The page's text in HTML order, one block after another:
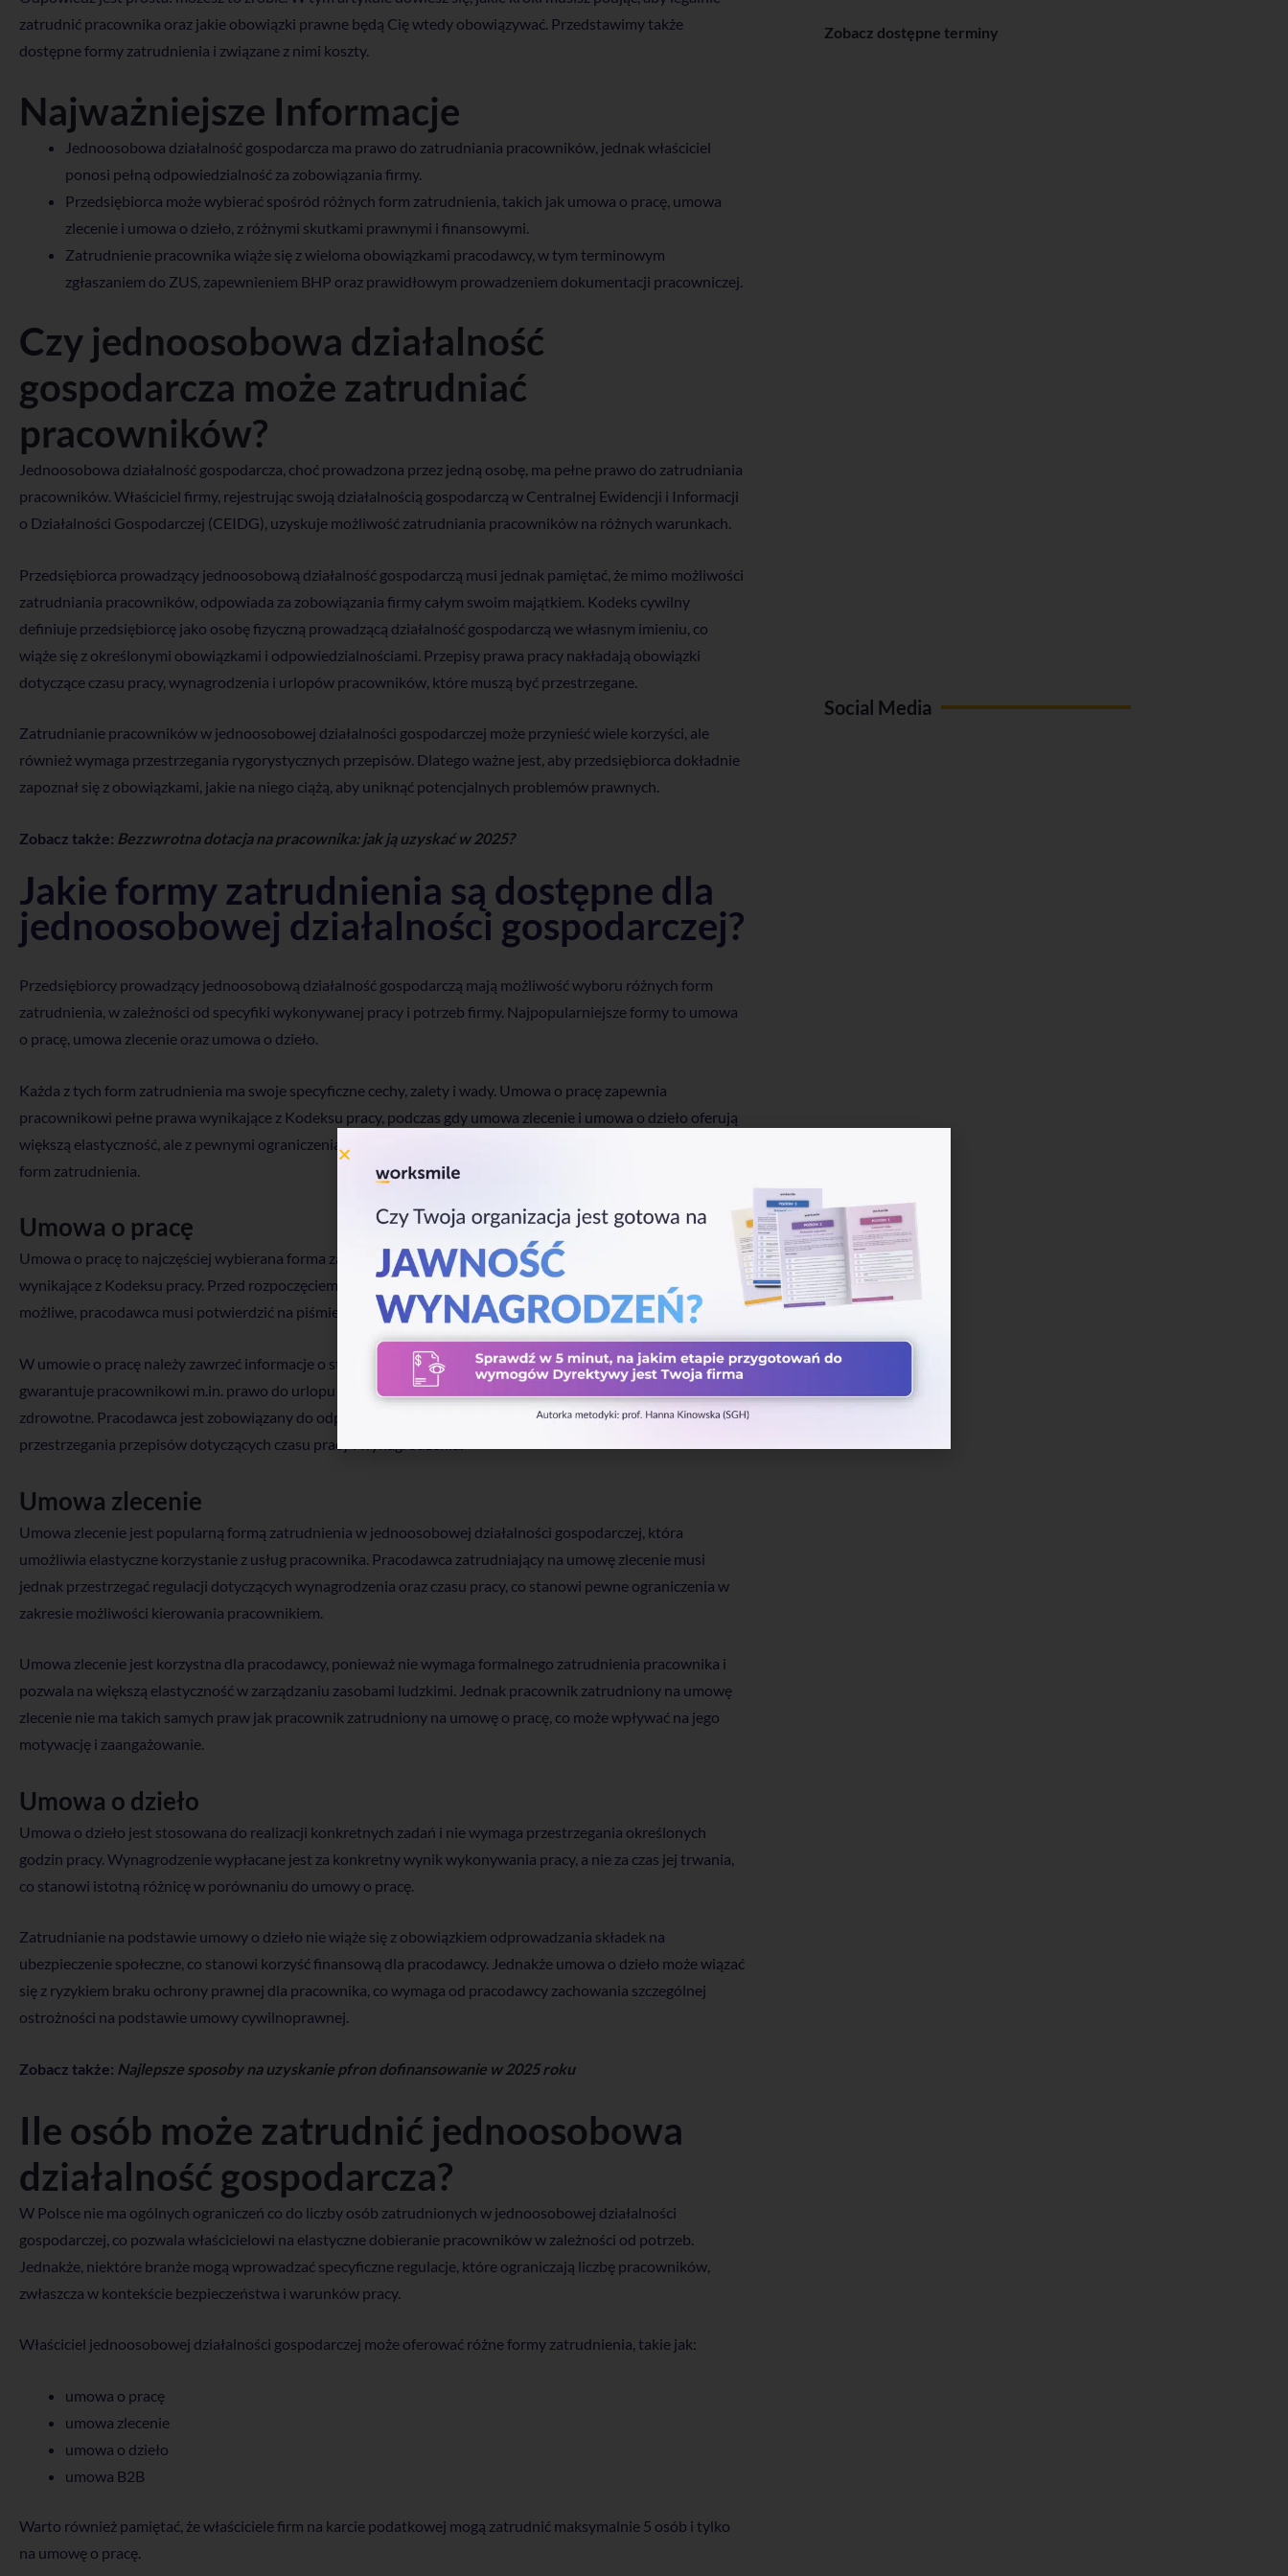
zatrudnić pracownika oraz jakie obowiązki prawne będą Cię wtedy obowiązywać. Przedstawimy także
dostępne formy zatrudnienia i związane z nimi koszty.
Najważniejsze Informacje
Jednoosobowa działalność gospodarcza ma prawo do zatrudniania pracowników, jednak właściciel
ponosi pełną odpowiedzialność za zobowiązania firmy.
Przedsiębiorca może wybierać spośród różnych form zatrudnienia, takich jak umowa o pracę, umowa
zlecenie i umowa o dzieło, z różnymi skutkami prawnymi i finansowymi.
Zatrudnienie pracownika wiąże się z wieloma obowiązkami pracodawcy, w tym terminowym
zgłaszaniem do ZUS, zapewnieniem BHP oraz prawidłowym prowadzeniem dokumentacji pracowniczej.
Czy jednoosobowa działalność
gospodarcza może zatrudniać
pracowników?
Jednoosobowa działalność gospodarcza, choć prowadzona przez jedną osobę, ma pełne prawo do zatrudniania
pracowników. Właściciel firmy, rejestrując swoją działalnością gospodarczą w Centralnej Ewidencji i Informacji
o Działalności Gospodarczej (CEIDG), uzyskuje możliwość zatrudniania pracowników na różnych warunkach.
Przedsiębiorca prowadzący jednoosobową działalność gospodarczą musi jednak pamiętać, że mimo możliwości
zatrudniania pracowników, odpowiada za zobowiązania firmy całym swoim majątkiem. Kodeks cywilny
definiuje przedsiębiorcę jako osobę fizyczną prowadzącą działalność gospodarczą we własnym imieniu, co
wiąże się z określonymi obowiązkami i odpowiedzialnościami. Przepisy prawa pracy nakładają obowiązki
dotyczące czasu pracy, wynagrodzenia i urlopów pracowników, które muszą być przestrzegane.
Zatrudnianie pracowników w jednoosobowej działalności gospodarczej może przynieść wiele korzyści, ale
również wymaga przestrzegania rygorystycznych przepisów. Dlatego ważne jest, aby przedsiębiorca dokładnie
zapoznał się z obowiązkami, jakie na niego ciążą, aby uniknąć potencjalnych problemów prawnych.
Zobacz także: Bezzwrotna dotacja na pracownika: jak ją uzyskać w 2025?
Jakie formy zatrudnienia są dostępne dla
jednoosobowej działalności gospodarczej?
Przedsiębiorcy prowadzący jednoosobową działalność gospodarczą mają możliwość wyboru różnych form
zatrudnienia, w zależności od specyfiki wykonywanej pracy i potrzeb firmy. Najpopularniejsze formy to umowa
o pracę, umowa zlecenie oraz umowa o dzieło.
Każda z tych form zatrudnienia ma swoje specyficzne cechy, zalety i wady. Umowa o pracę zapewnia
pracownikowi pełne prawa wynikające z Kodeksu pracy, podczas gdy umowa zlecenie i umowa o dzieło oferują
większą elastyczność, ale z pewnymi ograniczeniami. W dalszych sekcjach omówimy szczegółowo każdą z tych
form zatrudnienia.
Umowa o pracę
Umowa o pracę to najczęściej wybierana forma zatrudnienia, która zapewnia pracownikowi pełne prawa
wynikające z Kodeksu pracy. Przed rozpoczęciem pracy umowa musi być zawarta na piśmie, a jeśli nie jest to
możliwe, pracodawca musi potwierdzić na piśmie ustalenia dotyczące umowy do dnia rozpoczęcia pracy.
W umowie o pracę należy zawrzeć informacje o stronach, rodzaju pracy oraz wynagrodzeniu. Taka umowa
gwarantuje pracownikowi m.in. prawo do urlopu wypoczynkowego, ochronę socjalną oraz ubezpieczenie
zdrowotne. Pracodawca jest zobowiązany do odprowadzania składek na ubezpieczenia społeczne oraz do
przestrzegania przepisów dotyczących czasu pracy i wynagrodzenia.
Umowa zlecenie
Umowa zlecenie jest popularną formą zatrudnienia w jednoosobowej działalności gospodarczej, która
umożliwia elastyczne korzystanie z usług pracownika. Pracodawca zatrudniający na umowę zlecenie musi
jednak przestrzegać regulacji dotyczących wynagrodzenia oraz czasu pracy, co stanowi pewne ograniczenia w
zakresie możliwości kierowania pracownikiem.
Umowa zlecenie jest korzystna dla pracodawcy, ponieważ nie wymaga formalnego zatrudnienia pracownika i
pozwala na większą elastyczność w zarządzaniu zasobami ludzkimi. Jednak pracownik zatrudniony na umowę
zlecenie nie ma takich samych praw jak pracownik zatrudniony na umowę o pracę, co może wpływać na jego
motywację i zaangażowanie.
Umowa o dzieło
Umowa o dzieło jest stosowana do realizacji konkretnych zadań i nie wymaga przestrzegania określonych
godzin pracy. Wynagrodzenie wypłacane jest za konkretny wynik wykonywania pracy, a nie za czas jej trwania,
co stanowi istotną różnicę w porównaniu do umowy o pracę.
Zatrudnianie na podstawie umowy o dzieło nie wiąże się z obowiązkiem odprowadzania składek na
ubezpieczenie społeczne, co stanowi korzyść finansową dla pracodawcy. Jednakże umowa o dzieło może wiązać
się z ryzykiem braku ochrony prawnej dla pracownika, co wymaga od pracodawcy zachowania szczególnej
ostrożności na podstawie umowy cywilnoprawnej.
Zobacz także: Najlepsze sposoby na uzyskanie pfron dofinansowanie w 2025 roku
Ile osób może zatrudnić jednoosobowa
działalność gospodarcza?
W Polsce nie ma ogólnych ograniczeń co do liczby osób zatrudnionych w jednoosobowej działalności
gospodarczej, co pozwala właścicielowi na elastyczne dobieranie pracowników w zależności od potrzeb.
Jednakże, niektóre branże mogą wprowadzać specyficzne regulacje, które ograniczają liczbę pracowników,
zwłaszcza w kontekście bezpieczeństwa i warunków pracy.
Właściciel jednoosobowej działalności gospodarczej może oferować różne formy zatrudnienia, takie jak:
umowa o pracę
umowa zlecenie
umowa o dzieło
umowa B2B
Warto również pamiętać, że właściciele firm na karcie podatkowej mogą zatrudnić maksymalnie 5 osób i tylko
na umowę o pracę.
Zobacz dostępne terminy
Social Media